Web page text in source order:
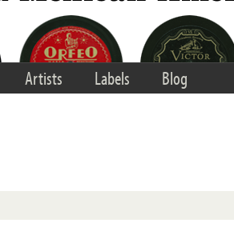
Artists Labels Blog